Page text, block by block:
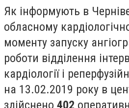
Як інформують в
обласному
моменту запуску
роботи відділення
кардіології і
на 13.02.2019 року в
здійснено 402